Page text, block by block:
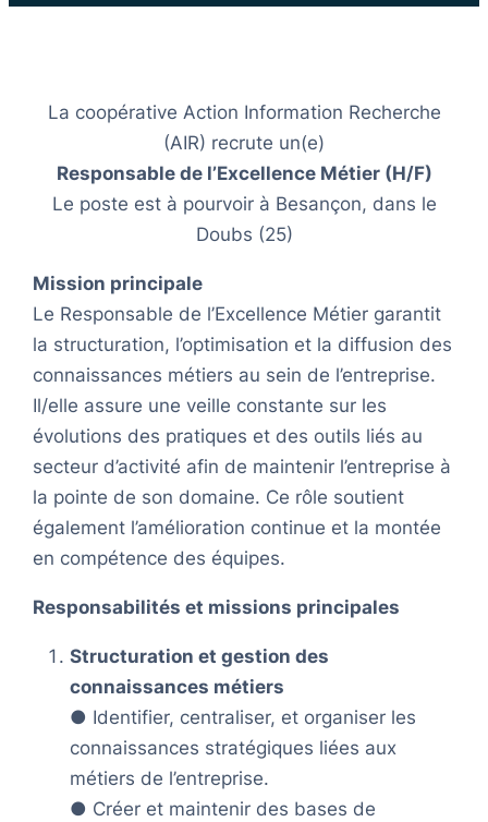
La coopérative Action Information Recherche
(AIR) recrute un(e)
Responsable de l’Excellence Métier (H/F)
Le poste est à pourvoir à Besançon, dans le
Doubs (25)
Mission principale
Le Responsable de l’Excellence Métier garantit
la structuration, l’optimisation et la diffusion des
connaissances métiers au sein de l’entreprise.
Il/elle assure une veille constante sur les
évolutions des pratiques et des outils liés au
secteur d’activité afin de maintenir l’entreprise à
la pointe de son domaine. Ce rôle soutient
également l’amélioration continue et la montée
en compétence des équipes.
Responsabilités et missions principales
Structuration et gestion des
connaissances métiers
● Identifier, centraliser, et organiser les
connaissances stratégiques liées aux
métiers de l’entreprise.
● Créer et maintenir des bases de